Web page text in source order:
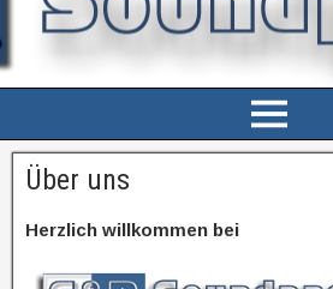
Über uns
Herzlich willkommen bei